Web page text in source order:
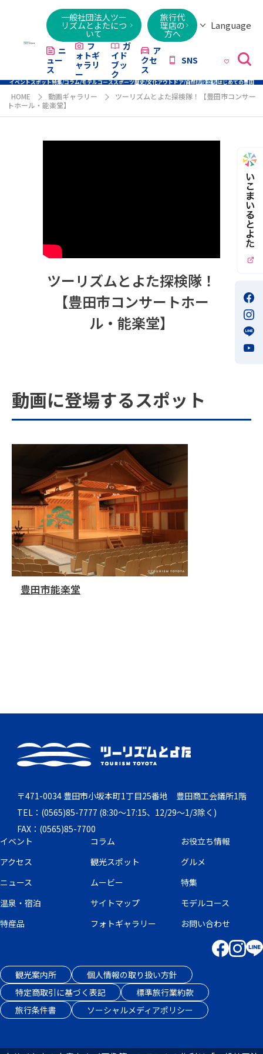
一般社団法人ツー
リズムとよたにつ
いて
旅行代
理店の
方へ
Language
Việt
ニ
ュー
ス
フ
ォトギ
ャラリ
ー
ガ
イド
ブッ
ク
ア
クセ
ス
SNS
イベントスポット特集/コラム/モデルコーススポーツ歴史/文化アウトドア/自然お役立ちはじめての豊田
HOME 動画ギャラリー
ツーリズムとよた探検隊！【豊田市コンサー
トホール・能楽堂】
ツーリズムとよた探検隊！
【豊田市コンサートホー
ル・能楽堂】
動画に登場するスポット
豊田市能楽堂
〒471-0034 豊田市小坂本町1丁目25番地 豊田商工会議所1階
TEL：(0565)85-7777 (8:30～17:15、12/29～1/3除く)
FAX：(0565)85-7700
イベント
コラム
お役立ち情報
アクセス
観光スポット
グルメ
ニュース
ムービー
特集
温泉・宿泊
サイトマップ
モデルコース
特産品
フォトギャラリー お問い合わせ
観光案内所
個人情報の取り扱い方針
特定商取引に基づく表記
標準旅行業約款
旅行条件書
ソーシャルメディアポリシー